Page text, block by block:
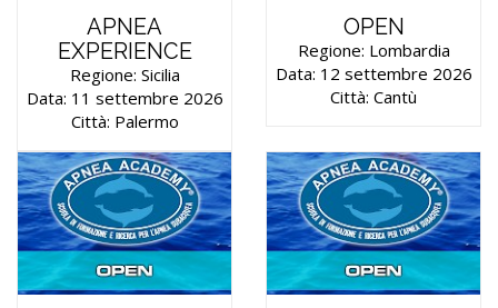
APNEA
EXPERIENCE
Regione: Sicilia
Data: 11 settembre 2026
Città: Palermo
OPEN
Regione: Lombardia
Data: 12 settembre 2026
Città: Cantù